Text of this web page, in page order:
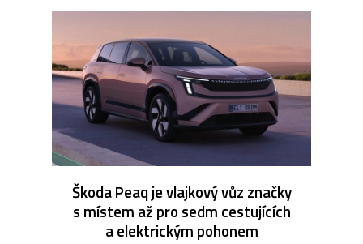
Škoda Peaq je vlajkový vůz značky
s místem až pro sedm cestujících
a elektrickým pohonem